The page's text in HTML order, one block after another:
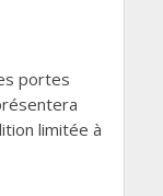
portes
limitée à